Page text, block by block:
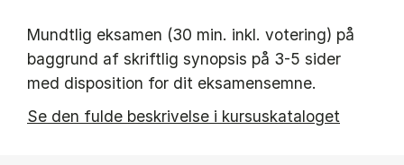
Mundtlig eksamen (30 min. inkl. votering) på
baggrund af skriftlig synopsis på 3-5 sider
med disposition for dit eksamensemne.
Se den fulde beskrivelse i kursuskataloget